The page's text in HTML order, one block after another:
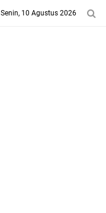
Senin, 10 Agustus 2026